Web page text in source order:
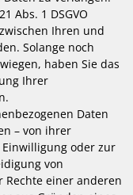
Abs. 1 DSGVO
Ihren und
Solange noch
haben Sie das
Ihrer
Daten
– von ihrer
oder zur
von
Rechte einer anderen